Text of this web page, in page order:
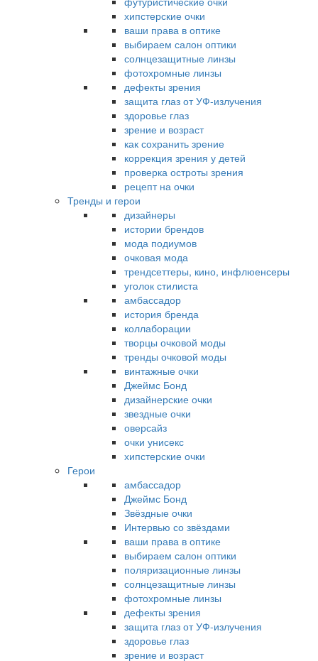
хипстерские очки
ваши права в оптике
выбираем салон оптики
солнцезащитные линзы
фотохромные линзы
дефекты зрения
защита глаз от УФ-излучения
здоровье глаз
зрение и возраст
как сохранить зрение
коррекция зрения у детей
проверка остроты зрения
рецепт на очки
Тренды и герои
дизайнеры
истории брендов
мода подиумов
очковая мода
трендсеттеры, кино, инфлюенсеры
уголок стилиста
амбассадор
история бренда
коллаборации
творцы очковой моды
тренды очковой моды
винтажные очки
Джеймс Бонд
дизайнерские очки
звездные очки
оверсайз
очки унисекс
хипстерские очки
Герои
амбассадор
Джеймс Бонд
Звёздные очки
Интервью со звёздами
ваши права в оптике
выбираем салон оптики
поляризационные линзы
солнцезащитные линзы
фотохромные линзы
дефекты зрения
защита глаз от УФ-излучения
здоровье глаз
зрение и возраст